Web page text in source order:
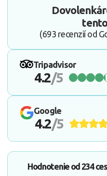
(693 recenzií od
Tripadvisor
4.2/5
Google
4.2/5
Hodnotenie od 234